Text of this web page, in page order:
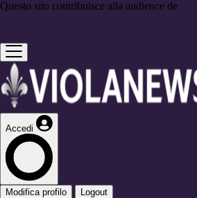
Questo sito contribuisce alla audience de
Accedi
Modifica profilo Logout